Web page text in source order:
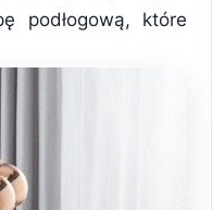
podłogową, które